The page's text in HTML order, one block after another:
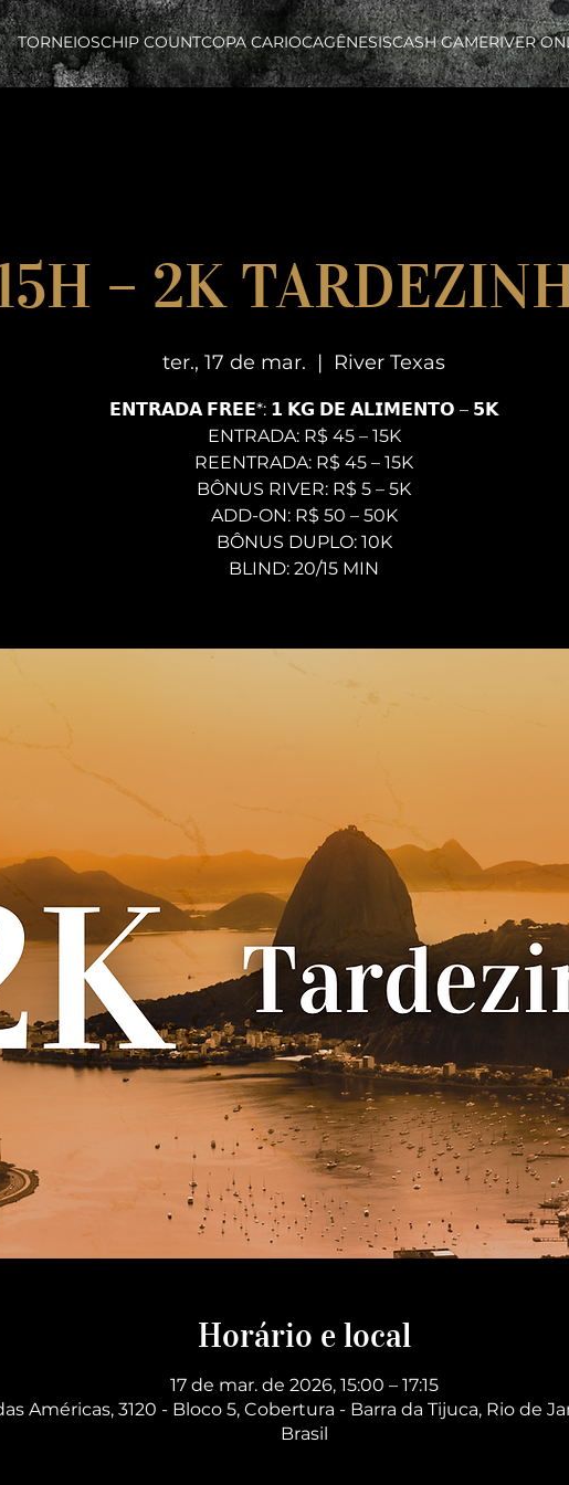
TORNEIOSCHIP COUNTCOPA CARIOCAGÊNESISCASH GAMERIVER
– 2K
ter., 17 de mar.
  |
River Texas
𝗘𝗡𝗧𝗥𝗔𝗗𝗔 𝗙𝗥𝗘𝗘*: 𝟭 𝗞𝗚 𝗗𝗘 𝗔𝗟𝗜𝗠𝗘𝗡𝗧𝗢 – 𝟱𝗞
ENTRADA: R$ 45 – 15K
REENTRADA: R$ 45 – 15K
BÔNUS RIVER: R$ 5 – 5K
ADD-ON: R$ 50 – 50K
BÔNUS DUPLO: 10K
BLIND: 20/15 MIN
Horário e local
17 de mar. de 2026, 15:00 – 17:15
Américas, 3120 - Bloco 5, Cobertura - Barra da Tijuca, Rio de
Brasil